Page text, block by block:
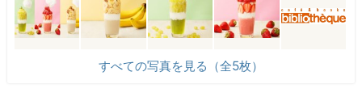
すべての写真を見る（全5枚）